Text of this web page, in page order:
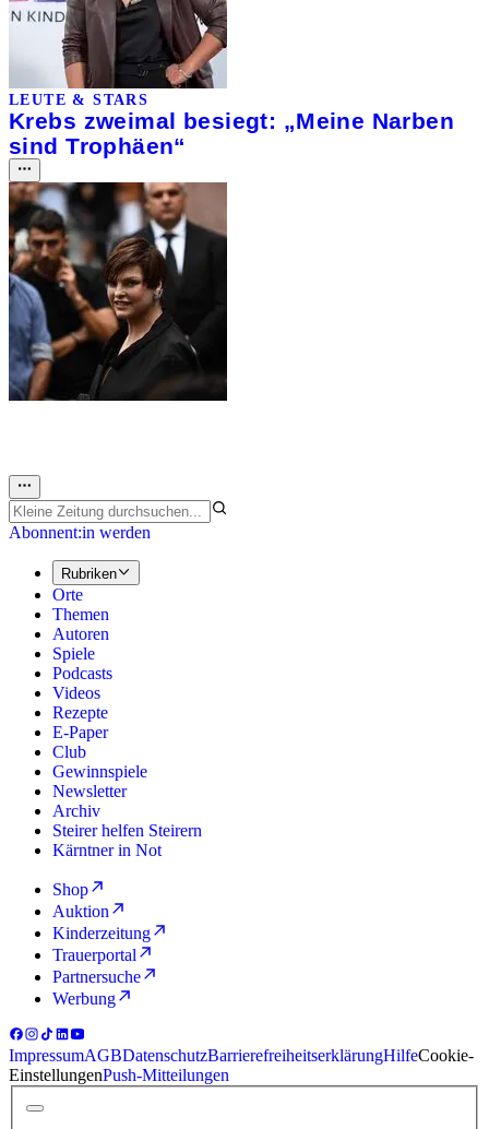
LEUTE & STARS
Krebs zweimal besiegt: „Meine Narben
sind Trophäen“
Abonnent:in werden
Rubriken
Orte
Themen
Autoren
Spiele
Podcasts
Videos
Rezepte
E-Paper
Club
Gewinnspiele
Newsletter
Archiv
Steirer helfen Steirern
Kärntner in Not
Shop
Auktion
Kinderzeitung
Trauerportal
Partnersuche
Werbung
ImpressumAGBDatenschutzBarrierefreiheitserklärungHilfeCookie-
EinstellungenPush-Mitteilungen